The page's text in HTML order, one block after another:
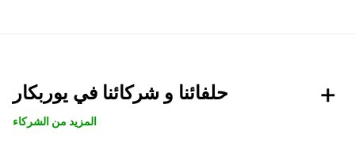
حلفائنا و شركائنا في يوربكار
المزيد من الشركاء